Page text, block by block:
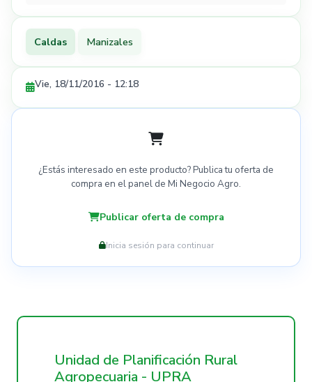
Caldas Manizales
Vie, 18/11/2016 - 12:18
¿Estás interesado en este producto? Publica tu oferta de
compra en el panel de Mi Negocio Agro.
Publicar oferta de compra
Inicia sesión para continuar
Unidad de Planificación Rural
Agropecuaria - UPRA